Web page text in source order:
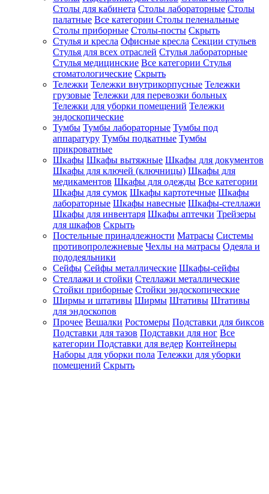
Столы для кабинета Столы лабораторные Столы
палатные Все категории Столы пеленальные
Столы приборные Столы-посты Скрыть
Стулья и кресла Офисные кресла Секции стульев
Стулья для всех отраслей Стулья лабораторные
Стулья медицинские Все категории Стулья
стоматологические Скрыть
Тележки Тележки внутрикорпусные Тележки
грузовые Тележки для перевозки больных
Тележки для уборки помещений Тележки
эндоскопические
Тумбы Тумбы лабораторные Тумбы под
аппаратуру Тумбы подкатные Тумбы
прикроватные
Шкафы Шкафы вытяжные Шкафы для документов
Шкафы для ключей (ключницы) Шкафы для
медикаментов Шкафы для одежды Все категории
Шкафы для сумок Шкафы картотечные Шкафы
лабораторные Шкафы навесные Шкафы-стеллажи
Шкафы для инвентаря Шкафы аптечки Трейзеры
для шкафов Скрыть
Постельные принадлежности Матрасы Системы
противопролежневые Чехлы на матрасы Одеяла и
пододеяльники
Сейфы Сейфы металлические Шкафы-сейфы
Стеллажи и стойки Стеллажи металлические
Стойки приборные Стойки эндоскопические
Ширмы и штативы Ширмы Штативы Штативы
для эндоскопов
Прочее Вешалки Ростомеры Подставки для биксов
Подставки для тазов Подставки для ног Все
категории Подставки для ведер Контейнеры
Наборы для уборки пола Тележки для уборки
помещений Скрыть